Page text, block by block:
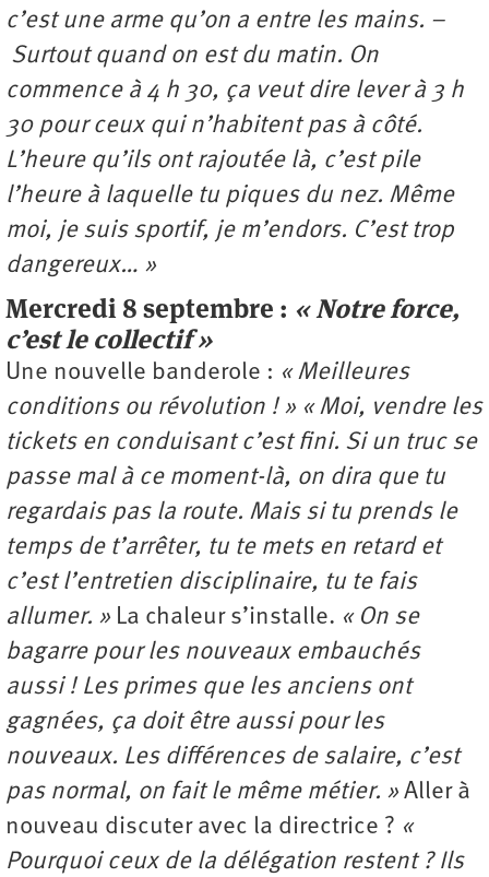
c’est une arme qu’on a entre les mains. –
Surtout quand on est du matin. On
commence à 4 h 30, ça veut dire lever à 3 h
30 pour ceux qui n’habitent pas à côté.
L’heure qu’ils ont rajoutée là, c’est pile
l’heure à laquelle tu piques du nez. Même
moi, je suis sportif, je m’endors. C’est trop
dangereux… »
Mercredi 8 septembre : « Notre force,
c’est le collectif »
Une nouvelle banderole : « Meilleures
conditions ou révolution ! » « Moi, vendre les
tickets en conduisant c’est fini. Si un truc se
passe mal à ce moment-là, on dira que tu
regardais pas la route. Mais si tu prends le
temps de t’arrêter, tu te mets en retard et
c’est l’entretien disciplinaire, tu te fais
allumer. » La chaleur s’installe. « On se
bagarre pour les nouveaux embauchés
aussi ! Les primes que les anciens ont
gagnées, ça doit être aussi pour les
nouveaux. Les différences de salaire, c’est
pas normal, on fait le même métier. » Aller à
nouveau discuter avec la directrice ? «
Pourquoi ceux de la délégation restent ? Ils